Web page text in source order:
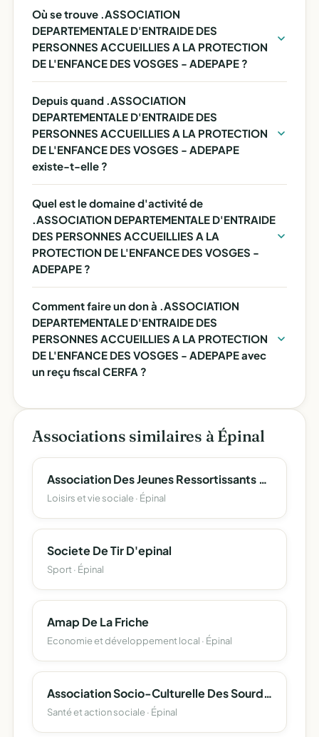
Où se trouve .ASSOCIATION
DEPARTEMENTALE D'ENTRAIDE DES
PERSONNES ACCUEILLIES A LA PROTECTION
DE L'ENFANCE DES VOSGES - ADEPAPE ?
Depuis quand .ASSOCIATION
DEPARTEMENTALE D'ENTRAIDE DES
PERSONNES ACCUEILLIES A LA PROTECTION
DE L'ENFANCE DES VOSGES - ADEPAPE
existe-t-elle ?
Quel est le domaine d'activité de
.ASSOCIATION DEPARTEMENTALE D'ENTRAIDE
DES PERSONNES ACCUEILLIES A LA
PROTECTION DE L'ENFANCE DES VOSGES -
ADEPAPE ?
Comment faire un don à .ASSOCIATION
DEPARTEMENTALE D'ENTRAIDE DES
PERSONNES ACCUEILLIES A LA PROTECTION
DE L'ENFANCE DES VOSGES - ADEPAPE avec
un reçu fiscal CERFA ?
Associations similaires à Épinal
Association Des Jeunes Ressortissants D'epinal
Loisirs et vie sociale · Épinal
Societe De Tir D'epinal
Sport · Épinal
Amap De La Friche
Economie et développement local · Épinal
Association Socio-Culturelle Des Sourds D' Epinal
Santé et action sociale · Épinal